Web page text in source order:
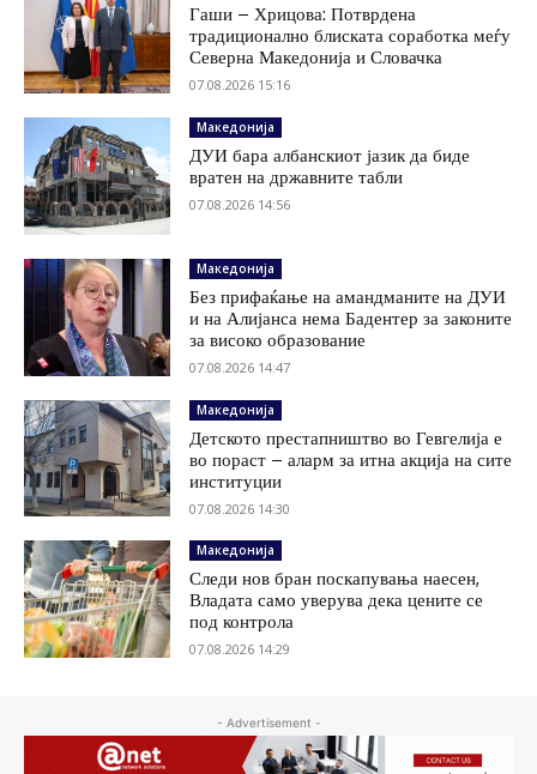
Гаши – Хрицова: Потврдена
традиционално блиската соработка меѓу
Северна Македонија и Словачка
07.08.2026 15:16
Македонија
ДУИ бара албанскиот јазик да биде
вратен на државните табли
07.08.2026 14:56
Македонија
Без прифаќање на амандманите на ДУИ
и на Алијанса нема Бадентер за законите
за високо образование
07.08.2026 14:47
Македонија
Детското престапништво во Гевгелија е
во пораст – аларм за итна акција на сите
институции
07.08.2026 14:30
Македонија
Следи нов бран поскапувања наесен,
Владата само уверува дека цените се
под контрола
07.08.2026 14:29
- Advertisement -